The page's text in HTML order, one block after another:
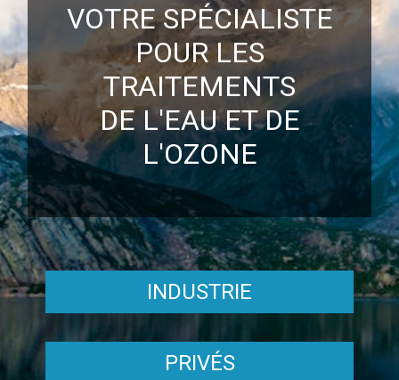
VOTRE SPÉCIALISTE
POUR LES
TRAITEMENTS
DE L'EAU ET DE
L'OZONE
INDUSTRIE
PRIVÉS